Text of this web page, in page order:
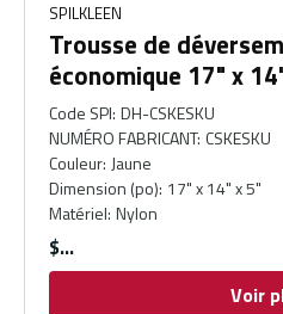
SPILKLEEN
Trousse de
économique 17" x
Code SPI: DH-CSKESKU
NUMÉRO FABRICANT: CSKESKU
Couleur: Jaune
Dimension (po): 17" x 14" x 5"
Matériel: Nylon
$
Voir